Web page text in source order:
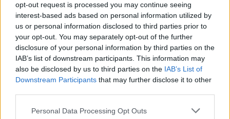
opt-out request is processed you may continue seeing
interest-based ads based on personal information utilized by
us or personal information disclosed to third parties prior to
your opt-out. You may separately opt-out of the further
disclosure of your personal information by third parties on the
IAB’s list of downstream participants. This information may
also be disclosed by us to third parties on the IAB’s List of
Downstream Participants that may further disclose it to other
Personal Data Processing Opt Outs